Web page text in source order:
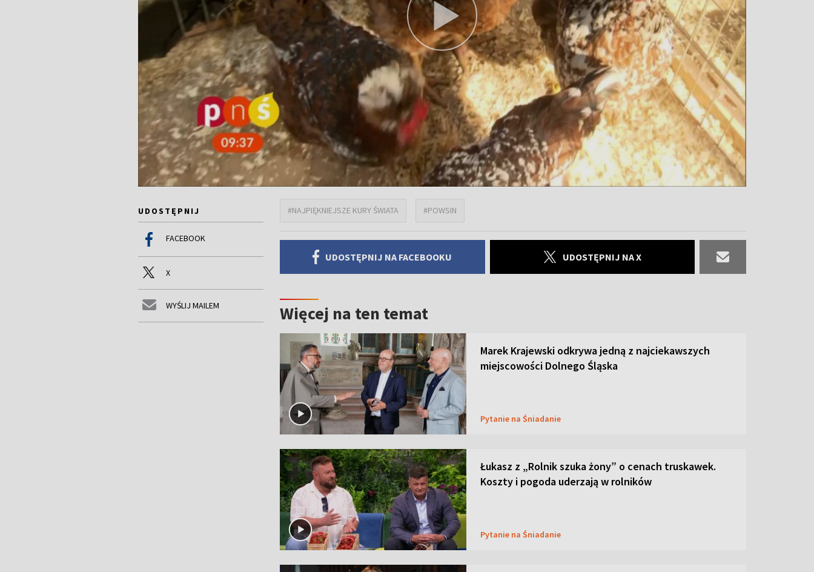
UDOSTĘPNIJ
FACEBOOK
X
WYŚLIJ MAILEM
#NAJPIĘKNIEJSZE KURY ŚWIATA #POWSIN
UDOSTĘPNIJ NA FACEBOOKU UDOSTĘPNIJ NA X
Więcej na ten temat
Marek Krajewski odkrywa jedną z najciekawszych
miejscowości Dolnego Śląska
Pytanie na Śniadanie
Łukasz z „Rolnik szuka żony” o cenach truskawek.
Koszty i pogoda uderzają w rolników
Pytanie na Śniadanie